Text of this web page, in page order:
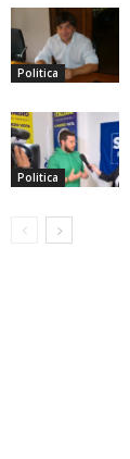
Politica
Politica